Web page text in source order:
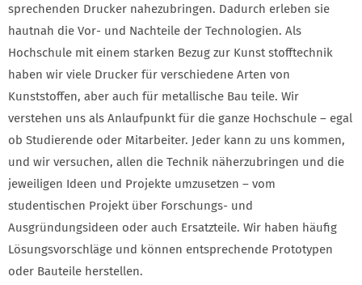
sprechenden Drucker nahezubringen. Dadurch erleben sie
hautnah die Vor- und Nachteile der Technologien. Als
Hochschule mit einem starken Bezug zur Kunst stofftechnik
haben wir viele Drucker für verschiedene Arten von
Kunststoffen, aber auch für metallische Bau teile. Wir
verstehen uns als Anlaufpunkt für die ganze Hochschule – egal
ob Studierende oder Mitarbeiter. Jeder kann zu uns kommen,
und wir versuchen, allen die Technik näherzubringen und die
jeweiligen Ideen und Projekte umzusetzen – vom
studentischen Projekt über Forschungs- und
Ausgründungsideen oder auch Ersatzteile. Wir haben häufig
Lösungsvorschläge und können entsprechende Prototypen
oder Bauteile herstellen.